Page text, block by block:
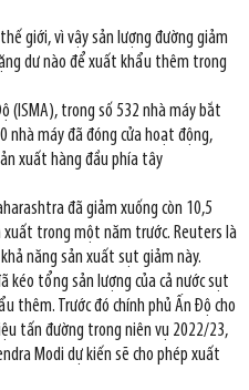
giới, vì vậy sản lượng đường giảm
dư nào để xuất khẩu thêm trong
(ISMA), trong số 532 nhà máy bắt
nhà máy đã đóng cửa hoạt động,
xuất hàng đầu phía tây
đã giảm xuống còn 10,5
trong một năm trước. Reuters là
năng sản xuất sụt giảm này.
kéo tổng sản lượng của cả nước sụt
thêm. Trước đó chính phủ Ấn Độ cho
tấn đường trong niên vụ 2022/23,
Modi dự kiến sẽ cho phép xuất